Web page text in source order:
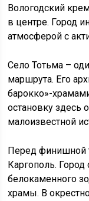
Вологодский
в центре. Город
атмосферой с
Село Тотьма –
маршрута. Его
барокко»-
остановку здесь
малоизвестной
Перед финишной
Каргополь.
белокаменного
храмы. В